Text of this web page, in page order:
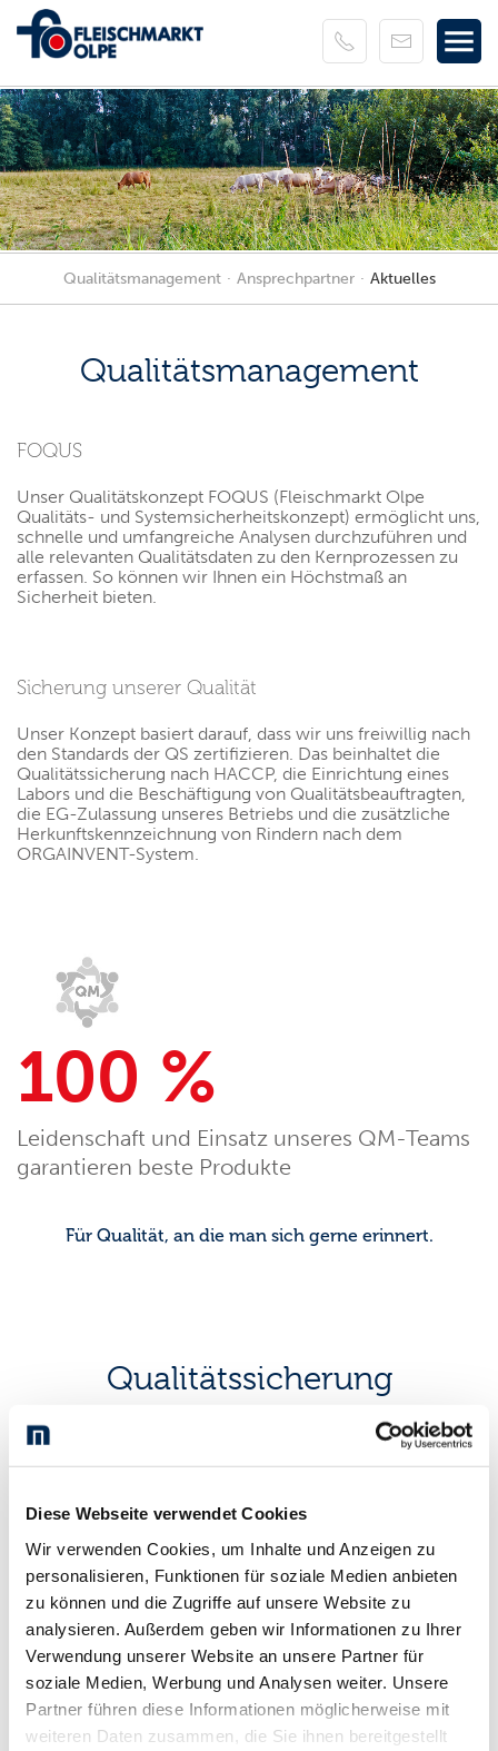
Diese Webseite verwendet Cookies
Wir verwenden Cookies, um Inhalte und Anzeigen zu
personalisieren, Funktionen für soziale Medien anbieten
zu können und die Zugriffe auf unsere Website zu
analysieren. Außerdem geben wir Informationen zu Ihrer
Verwendung unserer Website an unsere Partner für
soziale Medien, Werbung und Analysen weiter. Unsere
Partner führen diese Informationen möglicherweise mit
weiteren Daten zusammen, die Sie ihnen bereitgestellt
Qualitätsmanagement Ansprechpartner Aktuelles
Qualitätsmanagement
FOQUS
Unser Qualitätskonzept FOQUS (Fleischmarkt Olpe
Qualitäts- und Systemsicherheitskonzept) ermöglicht uns,
schnelle und umfangreiche Analysen durchzuführen und
alle relevanten Qualitätsdaten zu den Kernprozessen zu
erfassen. So können wir Ihnen ein Höchstmaß an
Sicherheit bieten.
Sicherung unserer Qualität
Unser Konzept basiert darauf, dass wir uns freiwillig nach
den Standards der QS zertifizieren. Das beinhaltet die
Qualitätssicherung nach HACCP, die Einrichtung eines
Labors und die Beschäftigung von Qualitätsbeauftragten,
die EG-Zulassung unseres Betriebs und die zusätzliche
Herkunftskennzeichnung von Rindern nach dem
ORGAINVENT-System.
100 %
Leidenschaft und Einsatz unseres QM-Teams
garantieren beste Produkte
Für Qualität, an die man sich gerne erinnert.
Qualitätssicherung
Unser Team für das Qualitätsmanagement kümmert sich
täglich darum, dass in der Produktion unser zentrales
eingelöst werden kann.
Unser Team in derQualitätssicherungerreichen Sie
werktags telefonisch in der Regel von 8.00 Uhr bis 16.30
Uhr oder Sie schreiben eine E-Mail.
Bettina Müller
Qualitätssicherung
+49 28 31 - 93 84 17
Senden Sie mir eine E-Mail